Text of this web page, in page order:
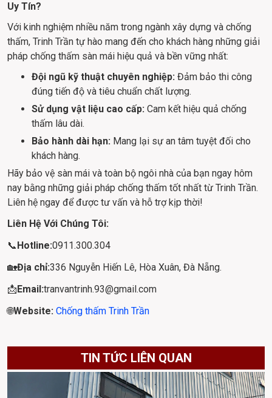
Uy Tín?
Với kinh nghiệm nhiều năm trong ngành xây dựng và chống
thấm, Trinh Trần tự hào mang đến cho khách hàng những giải
pháp chống thấm sàn mái hiệu quả và bền vững nhất:
Đội ngũ kỹ thuật chuyên nghiệp: Đảm bảo thi công
đúng tiến độ và tiêu chuẩn chất lượng.
Sử dụng vật liệu cao cấp: Cam kết hiệu quả chống
thấm lâu dài.
Bảo hành dài hạn: Mang lại sự an tâm tuyệt đối cho
khách hàng.
Hãy bảo vệ sàn mái và toàn bộ ngôi nhà của bạn ngay hôm
nay bằng những giải pháp chống thấm tốt nhất từ Trinh Trần.
Liên hệ ngay để được tư vấn và hỗ trợ kịp thời!
Liên Hệ Với Chúng Tôi:
📞Hotline:0911.300.304
🏡Địa chỉ:336 Nguyễn Hiến Lê, Hòa Xuân, Đà Nẵng.
📩Email:tranvantrinh.93@gmail.com
🌐Website: Chống thấm Trinh Trần
TIN TỨC LIÊN QUAN